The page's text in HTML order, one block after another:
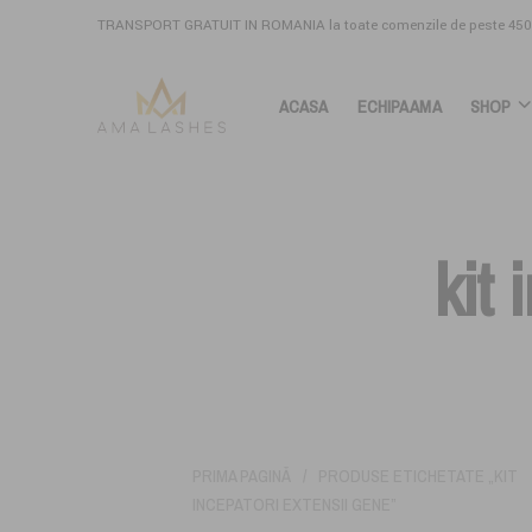
TRANSPORT GRATUIT IN ROMANIA la toate comenzile de peste
ACASA ECHIPA AMA SHOP
kit